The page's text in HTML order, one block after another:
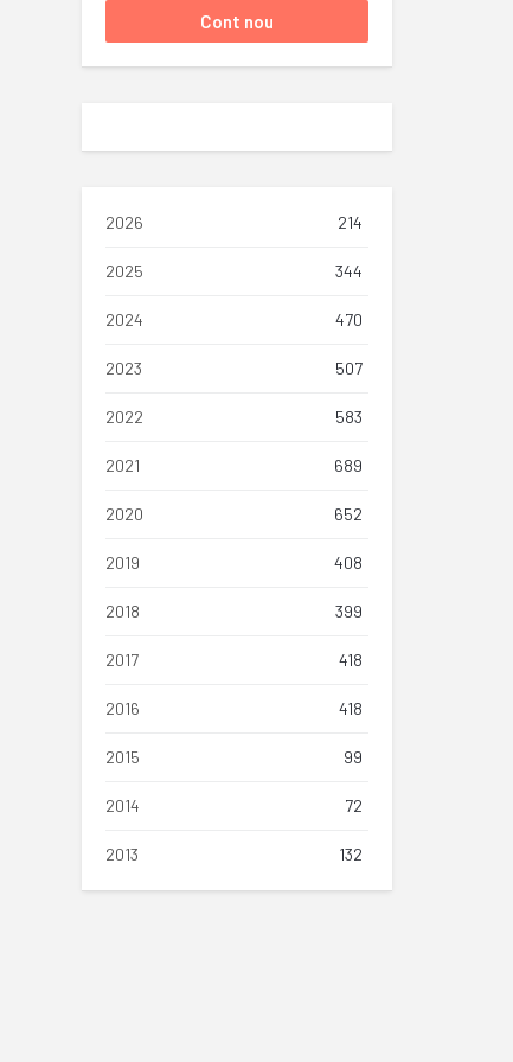
2026 214
2025 344
2024 470
2023 507
2022 583
2021 689
2020 652
2019 408
2018 399
2017 418
2016 418
2015 99
2014 72
2013 132